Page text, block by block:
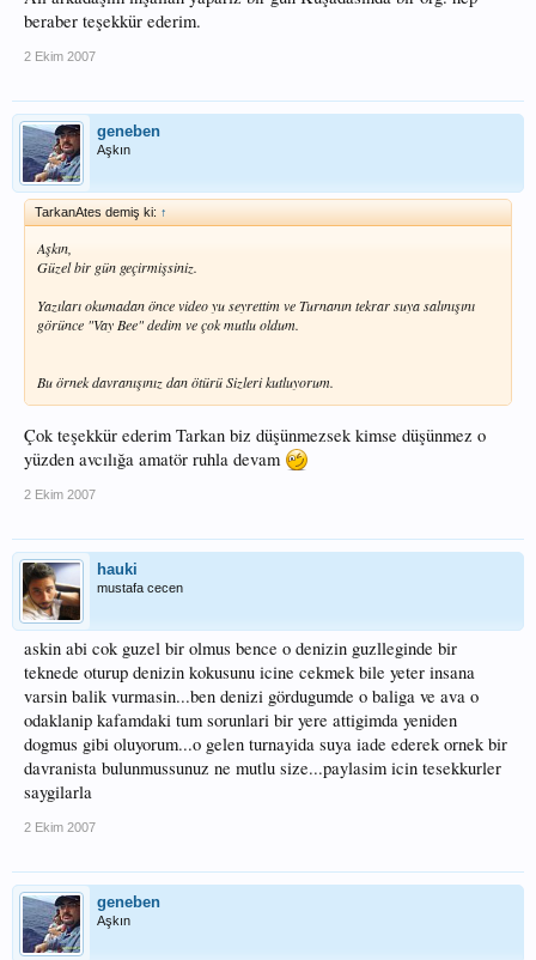
beraber teşekkür ederim.
2 Ekim 2007
geneben
Aşkın
TarkanAtes demiş ki: ↑
Aşkın,
Güzel bir gün geçirmişsiniz.
Yazıları okumadan önce video yu seyrettim ve Turnanın tekrar suya salınışını
görünce "Vay Bee" dedim ve çok mutlu oldum.
Bu örnek davranışınız dan ötürü Sizleri kutluyorum.
Çok teşekkür ederim Tarkan biz düşünmezsek kimse düşünmez o
yüzden avcılığa amatör ruhla devam
2 Ekim 2007
hauki
mustafa cecen
askin abi cok guzel bir olmus bence o denizin guzlleginde bir
teknede oturup denizin kokusunu icine cekmek bile yeter insana
varsin balik vurmasin...ben denizi gördugumde o baliga ve ava o
odaklanip kafamdaki tum sorunlari bir yere attigimda yeniden
dogmus gibi oluyorum...o gelen turnayida suya iade ederek ornek bir
davranista bulunmussunuz ne mutlu size...paylasim icin tesekkurler
saygilarla
2 Ekim 2007
geneben
Aşkın